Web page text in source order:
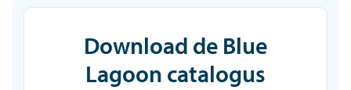
Download de Blue
Lagoon catalogus